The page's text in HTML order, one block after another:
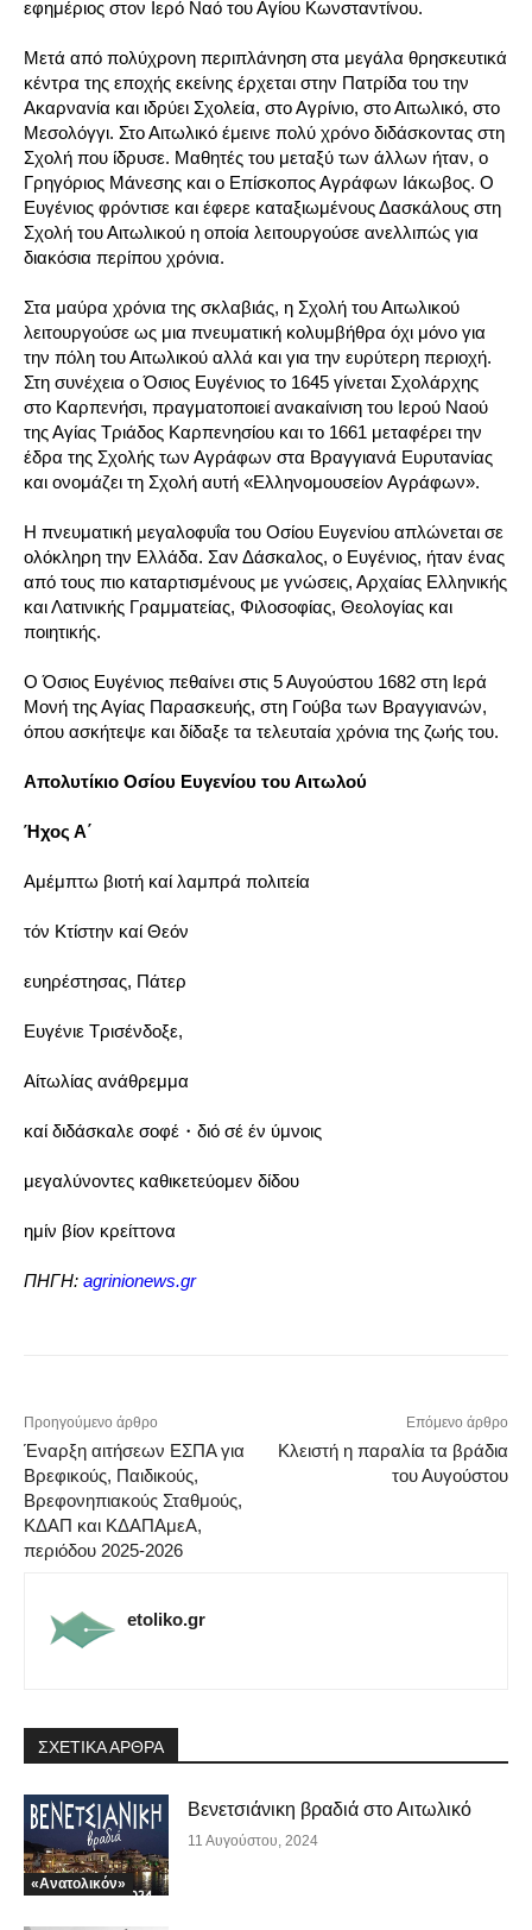
εφημέριος στον Ιερό Ναό του Αγίου Κωνσταντίνου.
Μετά από πολύχρονη περιπλάνηση στα μεγάλα θρησκευτικά
κέντρα της εποχής εκείνης έρχεται στην Πατρίδα του την
Ακαρνανία και ιδρύει Σχολεία, στο Αγρίνιο, στο Αιτωλικό, στο
Μεσολόγγι. Στο Αιτωλικό έμεινε πολύ χρόνο διδάσκοντας στη
Σχολή που ίδρυσε. Μαθητές του μεταξύ των άλλων ήταν, ο
Γρηγόριος Μάνεσης και ο Επίσκοπος Αγράφων Ιάκωβος. Ο
Ευγένιος φρόντισε και έφερε καταξιωμένους Δασκάλους στη
Σχολή του Αιτωλικού η οποία λειτουργούσε ανελλιπώς για
διακόσια περίπου χρόνια.
Στα μαύρα χρόνια της σκλαβιάς, η Σχολή του Αιτωλικού
λειτουργούσε ως μια πνευματική κολυμβήθρα όχι μόνο για
την πόλη του Αιτωλικού αλλά και για την ευρύτερη περιοχή.
Στη συνέχεια ο Όσιος Ευγένιος το 1645 γίνεται Σχολάρχης
στο Καρπενήσι, πραγματοποιεί ανακαίνιση του Ιερού Ναού
της Αγίας Τριάδος Καρπενησίου και το 1661 μεταφέρει την
έδρα της Σχολής των Αγράφων στα Βραγγιανά Ευρυτανίας
και ονομάζει τη Σχολή αυτή «Ελληνομουσείον Αγράφων».
Η πνευματική μεγαλοφυΐα του Οσίου Ευγενίου απλώνεται σε
ολόκληρη την Ελλάδα. Σαν Δάσκαλος, ο Ευγένιος, ήταν ένας
από τους πιο καταρτισμένους με γνώσεις, Αρχαίας Ελληνικής
και Λατινικής Γραμματείας, Φιλοσοφίας, Θεολογίας και
ποιητικής.
Ο Όσιος Ευγένιος πεθαίνει στις 5 Αυγούστου 1682 στη Ιερά
Μονή της Αγίας Παρασκευής, στη Γούβα των Βραγγιανών,
όπου ασκήτεψε και δίδαξε τα τελευταία χρόνια της ζωής του.
Aπολυτίκιο Οσίου Ευγενίου του Αιτωλού
Ήχος Α΄
Αμέμπτω βιοτή καί λαμπρά πολιτεία
τόν Kτίστην καί Θεόν
ευηρέστησας, Πάτερ
Eυγένιε Τρισένδοξε,
Aίτωλίας ανάθρεμμα
καί διδάσκαλε σοφέ・διό σέ έν ύμνοις
μεγαλύνοντες καθικετεύομεν δίδου
ημίν βίον κρείττονα
ΠΗΓΗ: agrinionews.gr
Προηγούμενο άρθρο
Έναρξη αιτήσεων ΕΣΠΑ για
Βρεφικούς, Παιδικούς,
Βρεφονηπιακούς Σταθμούς,
ΚΔΑΠ και ΚΔΑΠΑμεΑ,
περιόδου 2025-2026
Επόμενο άρθρο
Κλειστή η παραλία τα βράδια
του Αυγούστου
etoliko.gr
ΣΧΕΤΙΚΑ ΑΡΘΡΑ
«Ανατολικόν»
Βενετσιάνικη βραδιά στο Αιτωλικό
11 Αυγούστου, 2024